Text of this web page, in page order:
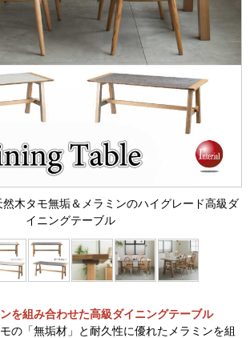
木タモ無垢＆メラミンのハイグレード高級ダ
イニングテーブル
を組み合わせた高級ダイニングテーブル
の「無垢材」と耐久性に優れたメラミンを組